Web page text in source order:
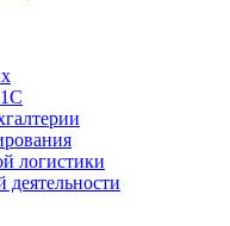
логистики
деятельности